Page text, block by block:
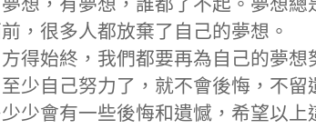
，很多人都放棄了自己的夢想。
得始終，我們都要再為自己的夢
少自己努力了，就不會後悔，不留
少會有一些後悔和遺憾，希望以